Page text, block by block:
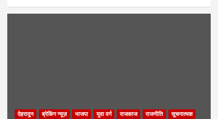
देहरादून ब्रेकिंग न्यूज़ भाजपा युवा वर्ग राजकाज राजनीति
सूचनात्मक